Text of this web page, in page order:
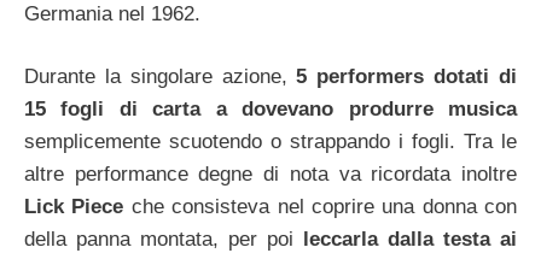
Germania nel 1962.
Durante la singolare azione,5 performers dotati di
15 fogli di carta a dovevano produrre musica
semplicemente scuotendo o strappando i fogli. Tra le
altre performance degne di nota va ricordata inoltre
Lick Piece che consisteva nel coprire una donna con
della panna montata, per poi leccarla dalla testa ai